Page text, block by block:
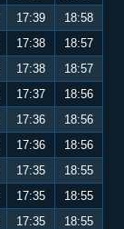
17:39
18:58
17:38
18:57
17:38
18:57
17:37
18:56
17:36
18:56
17:36
18:56
17:35
18:55
17:35
18:55
17:35
18:55